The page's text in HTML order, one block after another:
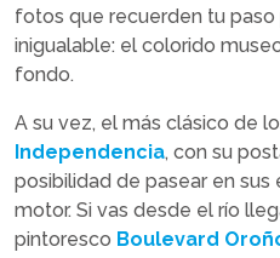
fotos que recuerden tu paso
inigualable: el colorido
fondo.
A su vez, el más clásico de
Independencia, con su
posibilidad de pasear en
motor. Si vas desde el río
pintoresco Boulevard